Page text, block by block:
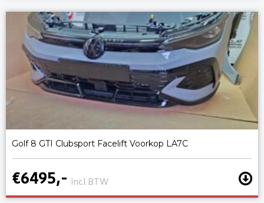
Golf 8 GTI Clubsport Facelift Voorkop LA7C
€6495,- incl BTW